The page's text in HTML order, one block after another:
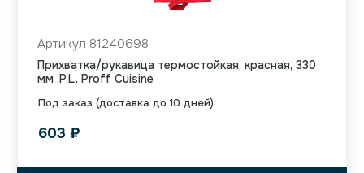
Под заказ (доставка до 10 дней)
Артикул 81240698
Прихватка/рукавица термостойкая, красная, 330
мм ,P.L. Proff Cuisine
603 ₽